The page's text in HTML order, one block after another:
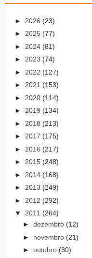
► 2026 (23)
► 2025 (77)
► 2024 (81)
► 2023 (74)
► 2022 (127)
► 2021 (153)
► 2020 (114)
► 2019 (134)
► 2018 (213)
► 2017 (175)
► 2016 (217)
► 2015 (248)
► 2014 (168)
► 2013 (249)
► 2012 (292)
▼ 2011 (264)
► dezembro (12)
► novembro (21)
► outubro (30)